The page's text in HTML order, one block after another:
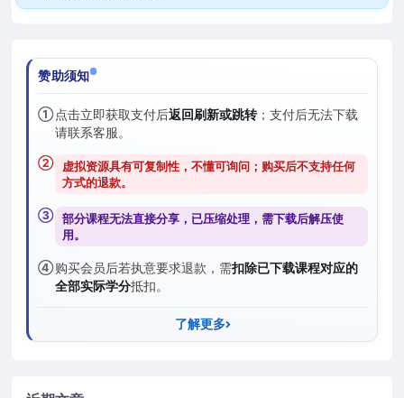
赞助须知
①点击立即获取支付后返回刷新或跳转；支付后无法下载
请联系客服。
② 虚拟资源具有可复制性，不懂可询问；购买后不支持任何
方式的退款。
③ 部分课程无法直接分享，已压缩处理，需下载后解压使
用。
④购买会员后若执意要求退款，需扣除已下载课程对应的
全部实际学分抵扣。
了解更多